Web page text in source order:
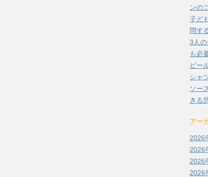
ンの
子ど
問す
3人
も必
ビー
シャ
ソー
きる
アー
2026
2026
2026
2026